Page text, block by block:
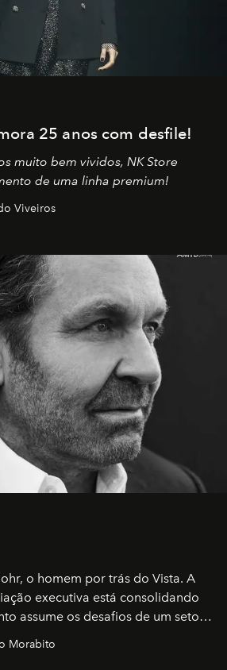
25 anos com desfile!
muito bem vividos, NK Store
de uma linha premium!
Viveiros
o homem por trás do Vista. A
executiva está consolidando
assume os desafios de um setor
Morabito